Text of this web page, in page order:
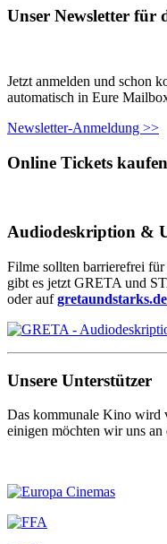
Unser Newsletter für
Jetzt anmelden und schon
automatisch in Eure
Newsletter-Anmeldung >>
Online Tickets kaufen
Audiodeskription &
Filme sollten barrierefrei
gibt es jetzt GRETA und
oder aufgretaundstarks.de
Unsere Unterstützer
Das kommunale Kino wird
einigen möchten wir uns an